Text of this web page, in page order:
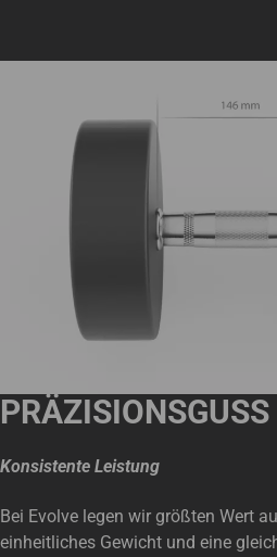
PRÄZISIONSGUSS
Konsistente Leistung
Bei Evolve legen wir größten Wert
einheitliches Gewicht und eine